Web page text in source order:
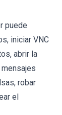
puede
iniciar VNC
abrir la
robar
el